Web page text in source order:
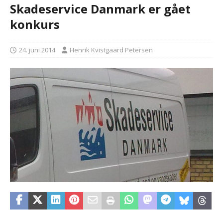
Skadeservice Danmark er gået
konkurs
24. juni 2014 Henrik Kvistgaard Petersen